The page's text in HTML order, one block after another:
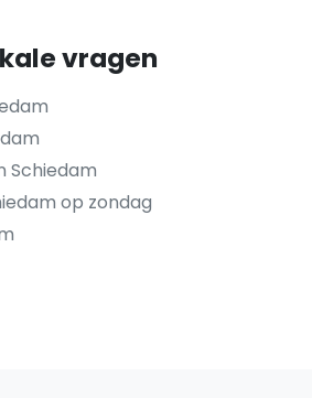
vragen
Schiedam
op zondag